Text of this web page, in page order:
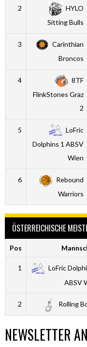
2
HYLO
Sitting Bulls
3
Carinthian
Broncos
4
8TF
FlinkStones Graz
2
5
LoFric
Dolphins 1 ABSV
Wien
6
Rebound
Warriors
ÖSTERREICHISCHE
Pos
1
LoFric
ABSV
2 Rolling
NEWSLETTER